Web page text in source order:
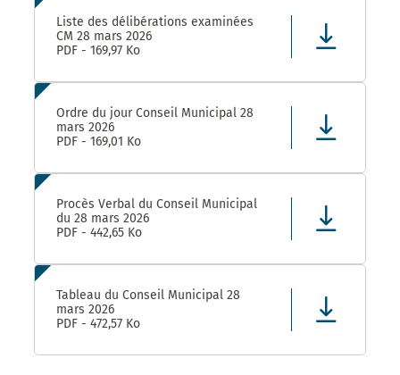
Liste des délibérations examinées
CM 28 mars 2026
PDF - 169,97 Ko
Ordre du jour Conseil Municipal 28
mars 2026
PDF - 169,01 Ko
Procès Verbal du Conseil Municipal
du 28 mars 2026
PDF - 442,65 Ko
Tableau du Conseil Municipal 28
mars 2026
PDF - 472,57 Ko